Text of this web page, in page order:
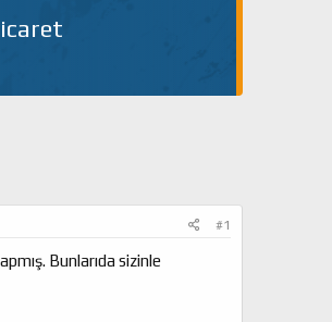
#1
Bunlarıda sizinle